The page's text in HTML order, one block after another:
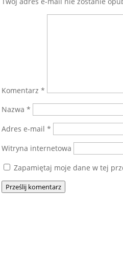
Komentarz*
Nazwa*
Adres e-mail*
Witryna internetowa
Zapamiętaj moje dane w tej
Prześlij komentarz